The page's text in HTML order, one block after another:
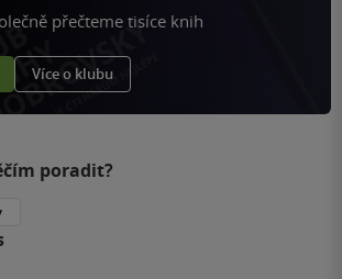
přečteme tisíce knih
Více o klubu
poradit?